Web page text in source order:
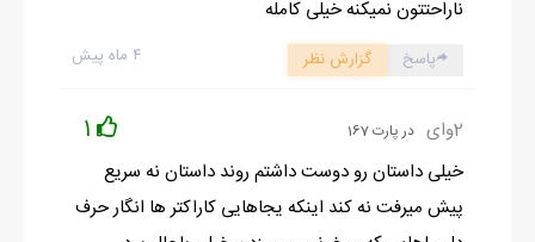
صدای قورت دادن آب دهنش از پشت در هم به راحتی شنیده شد و
بعد صدای نکره‌ی خودش بالا رفت.
- نمیام! تو من رو می‌زنی!
کلافه دمپایی رو توی دستم جابه‌جا کردم و همون‌طور که آماده نگه
داشته بودم تا بزنم فرق سرش لب زدم: کاریت ندارم بیا بیرون!
- نوچ دروغ میگی، من که می‌دونم می‌زنی.
عصبی خواستم باز یه لگد توی در بکوبم که با صدای نیما عقل از سرم
ناراحتتون نمیکنه خیلی کامله
۴ ماه پیش پاسخ گزارش نظر
2وای در پارت 167 1
خیلی داستان رو دوست داشتم روند داستان نه سریع
پیش میرفت نه کند اینکه یجاهایی کاراکتر ها انگار حرف